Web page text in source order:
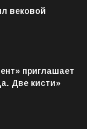
вековой
приглашает
Две кисти»